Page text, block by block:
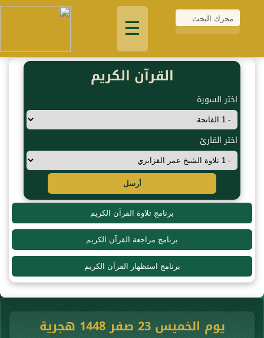
☰
القرآن الكريم
اختر السورة
اختر القارئ
أرسل
برنامج تلاوة القرآن الكريم
برنامج مراجعة القرآن الكريم
برنامج استظهار القرآن الكريم
يوم الخميس 23 صفر 1448 هجرية